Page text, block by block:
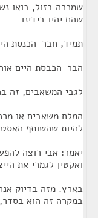
שמכרה בזול, בואו
שהם יהיו בידינו
תמיד, חבר-הכנסת
הבר-הכבסת היים
לגבי המשאבים, זה
המלח משאבים או
להיות שהשותף
יאמר: אבי רוצה
ואקטין לגמרי את
בארץ. מזה בדיוק
במקרה זה הוא בסדר,